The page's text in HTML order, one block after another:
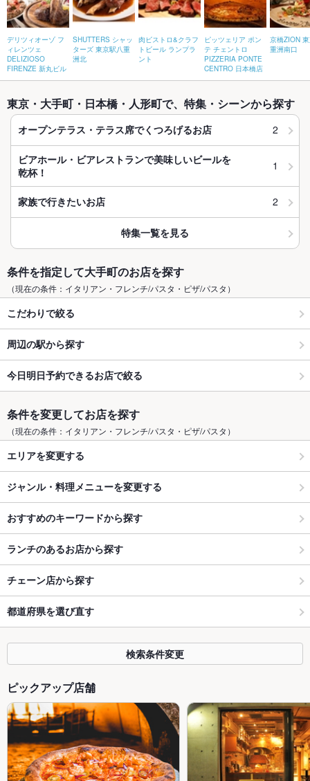
デリツィオーゾ フ
ィレンツェ
DELIZIOSO
FIRENZE 新丸ビル
SHUTTERS シャッ
ターズ 東京駅八重
洲北
肉ビストロ&クラフ
トビール ランプラ
ント
ピッツェリア ポン
テ チェントロ
PIZZERIA PONTE
CENTRO 日本橋店
京橋ZION
重洲南口
東京・大手町・日本橋・人形町で、特集・シーンから探す
オープンテラス・テラス席でくつろげるお店 2
ビアホール・ビアレストランで美味しいビールを
乾杯！
1
家族で行きたいお店 2
特集一覧を見る
条件を指定して大手町のお店を探す
（現在の条件：イタリアン・フレンチ/パスタ・ピザ/パスタ）
こだわりで絞る
周辺の駅から探す
今日明日予約できるお店で絞る
条件を変更してお店を探す
（現在の条件：イタリアン・フレンチ/パスタ・ピザ/パスタ）
エリアを変更する
ジャンル・料理メニューを変更する
おすすめのキーワードから探す
ランチのあるお店から探す
チェーン店から探す
都道府県を選び直す
検索条件変更
ピックアップ店舗